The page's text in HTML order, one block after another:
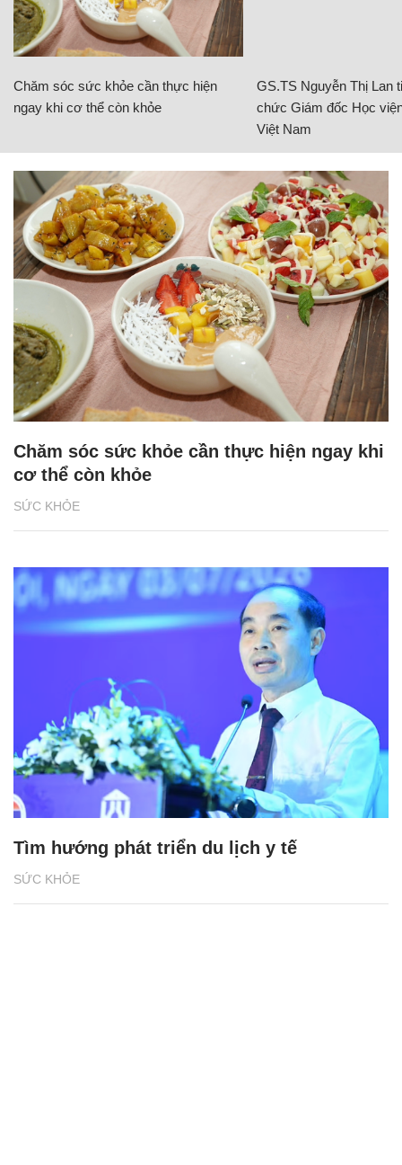
Chăm sóc sức khỏe cần thực hiện
ngay khi cơ thể còn khỏe
GS.TS Nguyễn Thị Lan
chức Giám đốc Học
Việt Nam
SỨC KHỎE
Chăm sóc sức khỏe cần thực hiện ngay khi
cơ thể còn khỏe
SỨC KHỎE
Tìm hướng phát triển du lịch y tế